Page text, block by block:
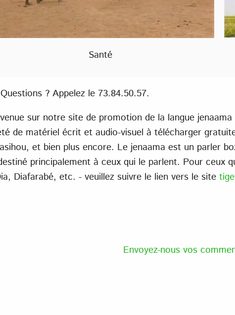
Santé
? Appelez le 73.84.50.57.
sur notre site de promotion de la langue
de matériel écrit et audio-visuel à télécharger
et bien plus encore. Le jenaama est un parler
principalement à ceux qui le parlent. Pour ceux
Diafarabé, etc. - veuillez suivre le lien vers le site
Envoyez-nous vos